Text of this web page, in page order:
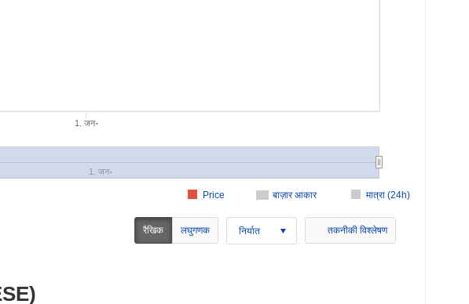
बाज़ार आकार मात्रा (24h)
Price
1. जन॰
1. जन॰
रैखिक लघुगणक निर्यात तकनीकी विश्लेषण